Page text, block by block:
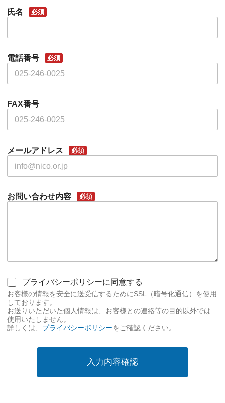
氏名 必須
電話番号 必須
FAX番号
メールアドレス 必須
お問い合わせ内容 必須
同
意
事
項
必
須
プライバシーポリシーに同意する
お客様の情報を安全に送受信するためにSSL（暗号化通信）を使用
しております。
お送りいただいた個人情報は、お客様との連絡等の目的以外では
使用いたしません。
詳しくは、 プライバシーポリシーをご確認ください。
入力内容確認